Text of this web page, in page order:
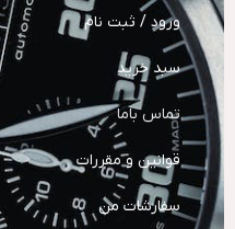
ورود / ثبت نام
سبد خرید
تماس باما
قوانین و مقررات
سفارشات من